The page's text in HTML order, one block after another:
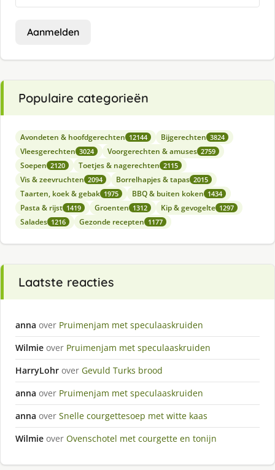
Aanmelden
Populaire categorieën
Avondeten & hoofdgerechten 12144 Bijgerechten 3824
Vleesgerechten 3024 Voorgerechten & amuses 2759
Soepen 2120 Toetjes & nagerechten 2115
Vis & zeevruchten 2094 Borrelhapjes & tapas 2015
Taarten, koek & gebak 1975 BBQ & buiten koken 1434
Pasta & rijst 1419 Groenten 1312 Kip & gevogelte 1297
Salades 1216 Gezonde recepten 1177
Laatste reacties
anna over Pruimenjam met speculaaskruiden
Wilmie over Pruimenjam met speculaaskruiden
HarryLohr over Gevuld Turks brood
anna over Pruimenjam met speculaaskruiden
anna over Snelle courgettesoep met witte kaas
Wilmie over Ovenschotel met courgette en tonijn